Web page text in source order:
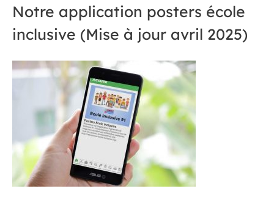
Notre application posters école
inclusive (Mise à jour avril 2025)